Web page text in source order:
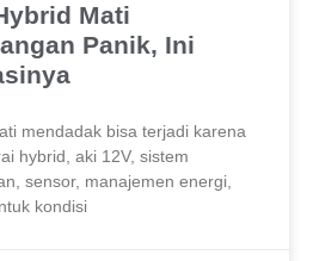
Mati
Panik, Ini
mendadak bisa terjadi karena
hybrid, aki 12V, sistem
sensor, manajemen energi,
kondisi